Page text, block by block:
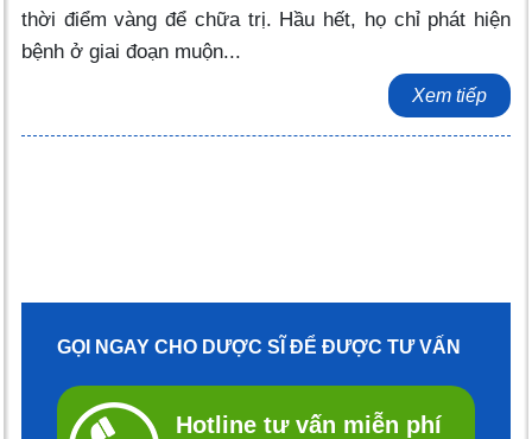
thời điểm vàng để chữa trị. Hầu hết, họ chỉ phát hiện
bệnh ở giai đoạn muộn...
Xem tiếp
GỌI NGAY CHO DƯỢC SĨ ĐỂ ĐƯỢC TƯ VẤN
Hotline tư vấn miễn phí